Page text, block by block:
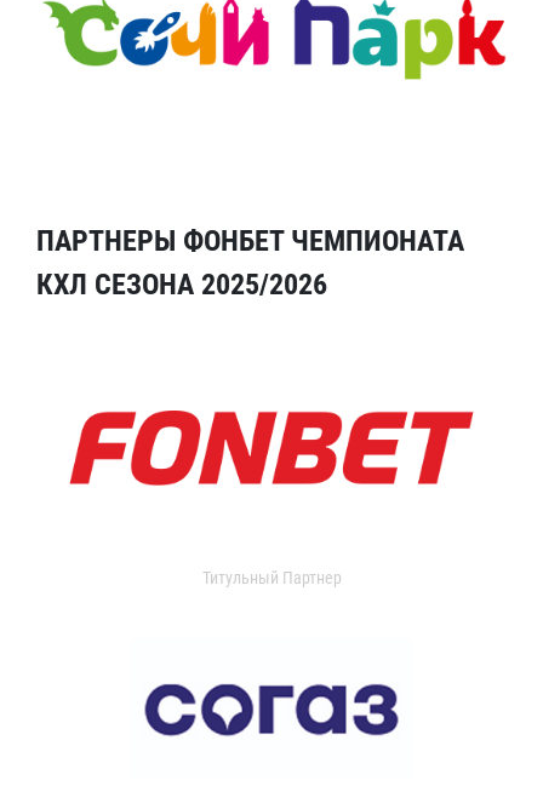
ПАРТНЕРЫ ФОНБЕТ ЧЕМПИОНАТА
КХЛ СЕЗОНА 2025/2026
Титульный Партнер